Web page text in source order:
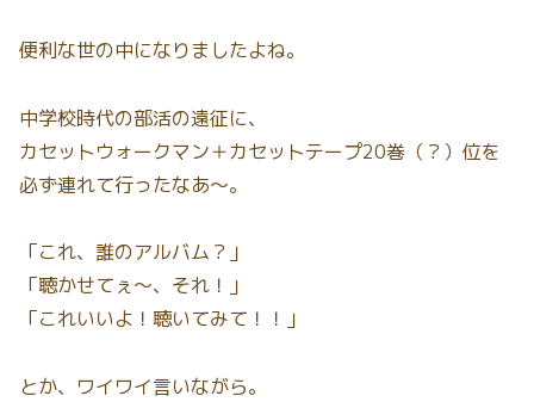
便利な世の中になりましたよね。
中学校時代の部活の遠征に、
カセットウォークマン＋カセットテープ20巻（？）位を
必ず連れて行ったなあ〜。
「これ、誰のアルバム？」
「聴かせてぇ〜、それ！」
「これいいよ！聴いてみて！！」
とか、ワイワイ言いながら。